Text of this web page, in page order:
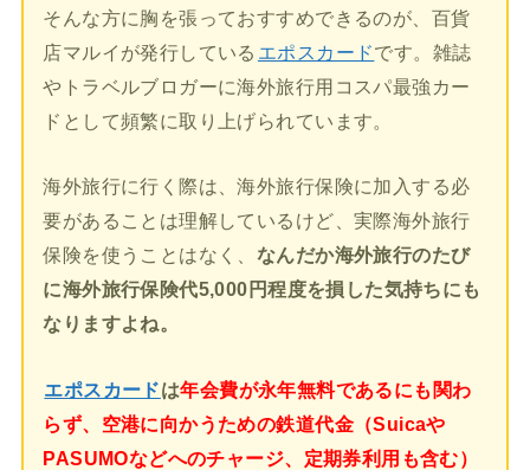
そんな方に胸を張っておすすめできるのが、百貨
店マルイが発行している エポスカードです。雑誌
やトラベルブロガーに海外旅行用コスパ最強カー
ドとして頻繁に取り上げられています。
海外旅行に行く際は、海外旅行保険に加入する必
要があることは理解しているけど、実際海外旅行
保険を使うことはなく、 なんだか海外旅行のたび
に海外旅行保険代5,000円程度を損した気持ちにも
なりますよね。
エポスカードは年会費が永年無料であるにも関わ
らず、空港に向かうための鉄道代金（Suicaや
PASUMOなどへのチャージ、定期券利用も含む）